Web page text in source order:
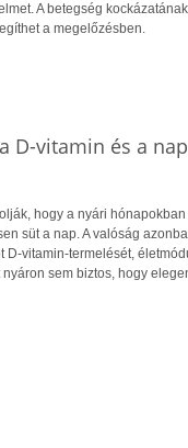
A betegség
a megelőzésben.
D-vitamin és a
hogy a nyári
süt a nap. A valóság
D-vitamin-termelését,
sem biztos, hogy